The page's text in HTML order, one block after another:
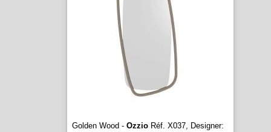
Golden Wood - OzzioRéf. X037, Designer: